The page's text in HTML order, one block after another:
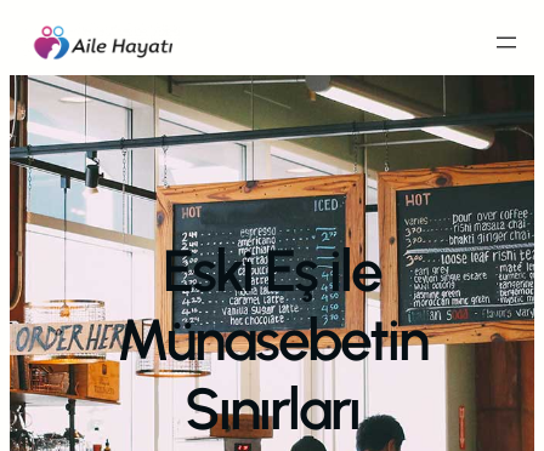
İçeriğe
geç
Eski Eş ile
Münasebetin
Sınırları